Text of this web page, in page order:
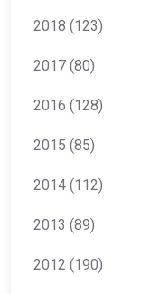
2018 (123)
2017 (80)
2016 (128)
2015 (85)
2014 (112)
2013 (89)
2012 (190)